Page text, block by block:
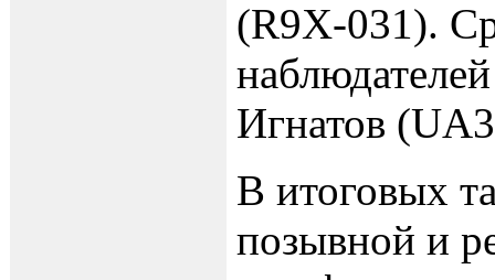
(R9X-031).
Игнатов
В итоговых
позывной и